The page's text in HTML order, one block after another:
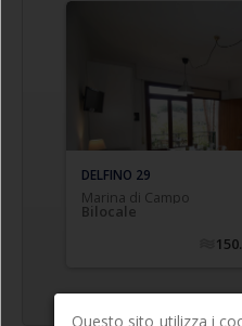
Questo sito utilizza i